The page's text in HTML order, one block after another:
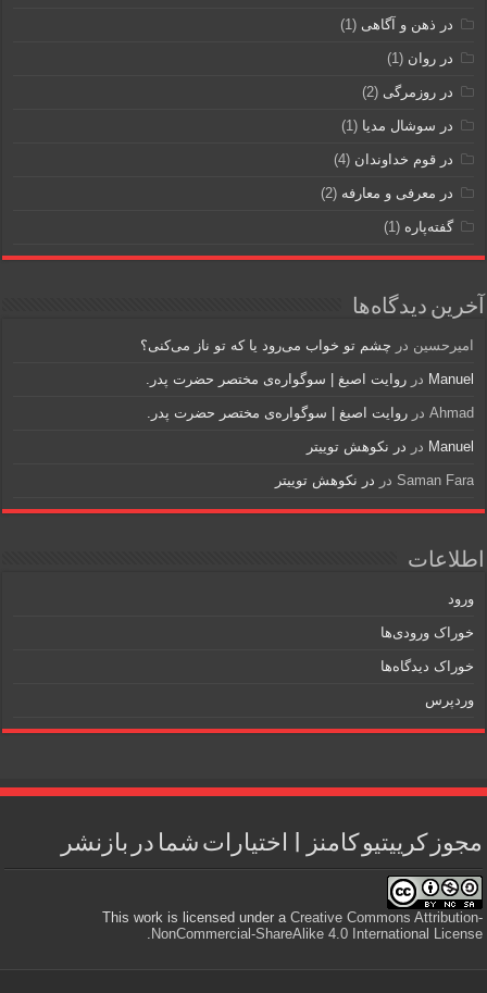
در ذهن و آگاهی (1)
در روان (1)
در روزمرگی (2)
در سوشال مدیا (1)
در قوم خداوندان (4)
در معرفی و معارفه (2)
گفته‌پاره (1)
آخرین دیدگاه‌ها
امیرحسین در چشم تو خواب می‌رود یا که تو ناز می‌کنی؟
Manuel درروایت اصبغ | سوگواره‌ی مختصر حضرت پدر.
Ahmad درروایت اصبغ | سوگواره‌ی مختصر حضرت پدر.
Manuel در در نکوهش توییتر
Saman Fara در در نکوهش توییتر
اطلاعات
ورود
خوراک ورودی‌ها
خوراک دیدگاه‌ها
وردپرس
مجوز کرییتیو کامنز | اختیارات شما در بازنشر
This work is licensed under a Creative Commons Attribution-
NonCommercial-ShareAlike 4.0 International License